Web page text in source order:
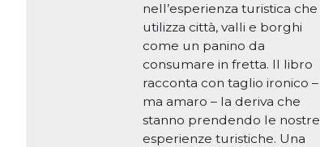
nell’esperienza turistica che
utilizza città, valli e borghi
come un panino da
consumare in fretta. Il libro
racconta con taglio ironico –
ma amaro – la deriva che
stanno prendendo le nostre
esperienze turistiche. Una